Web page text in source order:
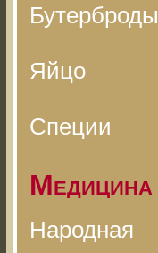
Бутерброды
Яйцо
Специи
Медицина
Народная